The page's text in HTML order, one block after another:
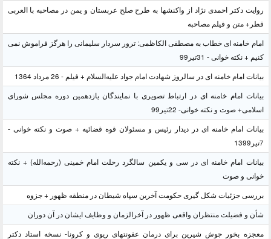
روایت دکتر احمدی نژاد از واکنشها به طرح صلح عربستان و یمن در مصاحبه با العربی
قطر+ متن و فیلم مصاحبه
امام خامنه ای خطاب به مصطفی الکاظمی: ترور سردار سلیمانی را هرگز فراموش نمی
کنیم + نکته خوانی - 31تیر99
بیانات امام خامنه ای در سالروز شهادت امام جواد علیه‌السلام + فیلم - 26 مرداد 1364
بیانات امام خامنه ای در ارتباط تصویری با نمایندگان یازدهمین دوره مجلس شورای
اسلامی+ صوت و نکته خوانی- 22تیر99
بیانات امام خامنه ای در دیدار رئیس و مسئولان قوه قضائیه + صوت و نکته خوانی -
7تیر1399
بیانات امام خامنه ای در سی و یکمین سالگرد رحلت امام خمینی (رحمه‌الله) + نکته
خوانی و صوت
بررسی جزئیات شکل گیری حکومت آخرین سپاه شیطان در منطقه ظهور + جزوه
شأن و فضیلت منتظران واقعی ظهور در آخرالزمان و وظایف ایشان در آن دوران
معجزه بخور جوش شیرین برای درمان عفونتهای ریوی و کرونا- نسخه استاد دکتر